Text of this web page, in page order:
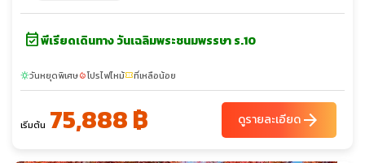
with Caviar & Champagne & Show - พระราชวังแคทเธอรีน –
event_availableพีเรียดเดินทาง วันเฉลิมพระชนมพรรษา ร.10
sunnyวันหยุดพิเศษlocal_fire_departmentโปรไฟไหม้confirmation_numberที่เหลือน้อย
เริ่มต้น 75,888 ฿ ดูรายละเอียดarrow_forward